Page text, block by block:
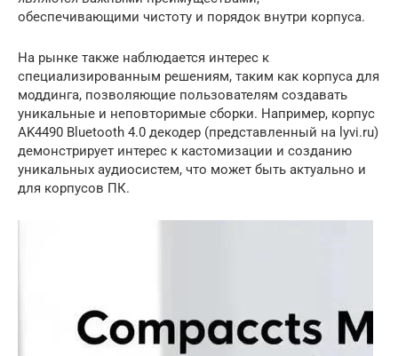
обеспечивающими чистоту и порядок внутри корпуса.
На рынке также наблюдается интерес к
специализированным решениям, таким как корпуса для
моддинга, позволяющие пользователям создавать
уникальные и неповторимые сборки. Например, корпус
AK4490 Bluetooth 4.0 декодер (представленный на lyvi.ru)
демонстрирует интерес к кастомизации и созданию
уникальных аудиосистем, что может быть актуально и
для корпусов ПК.